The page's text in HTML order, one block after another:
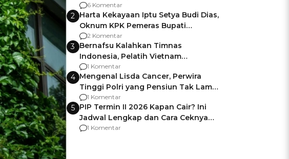
Gagalnya Negara Jamin Keamanan
6 Komentar
2 Harta Kekayaan Iptu Setya Budi Dias,
Oknum KPK Pemeras Bupati
Pemalang
2 Komentar
3 Bernafsu Kalahkan Timnas
Indonesia, Pelatih Vietnam
Berencana Pakai Jimat di Pakansari
1 Komentar
4 Mengenal Lisda Cancer, Perwira
Tinggi Polri yang Pensiun Tak Lama
Usai Jadi Brigjen
1 Komentar
5 PIP Termin II 2026 Kapan Cair? Ini
Jadwal Lengkap dan Cara Ceknya
agar Dana Tidak Hangus!
1 Komentar